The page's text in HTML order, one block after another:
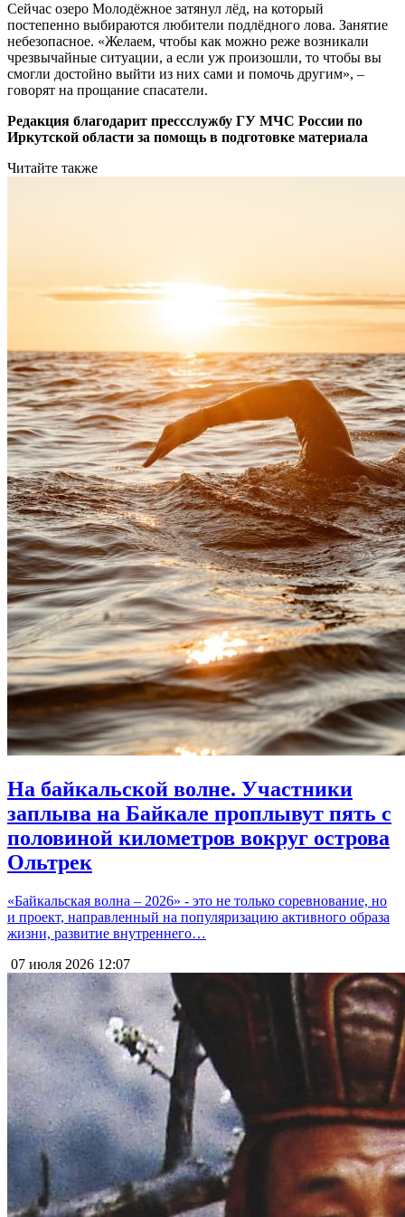
Сейчас озеро Молодёжное затянул лёд, на который
постепенно выбираются любители подлёдного лова. Занятие
небезопасное. «Желаем, чтобы как можно реже возникали
чрезвычайные ситуации, а если уж произошли, то чтобы вы
смогли достойно выйти из них сами и помочь другим», –
говорят на прощание спасатели.
Редакция благодарит прессслужбу ГУ МЧС России по
Иркутской области за помощь в подготовке материала
Читайте также
На байкальской волне. Участники
заплыва на Байкале проплывут пять с
половиной километров вокруг острова
Ольтрек
«Байкальская волна – 2026» - это не только соревнование, но
и проект, направленный на популяризацию активного образа
жизни, развитие внутреннего…
07 июля 2026 12:07